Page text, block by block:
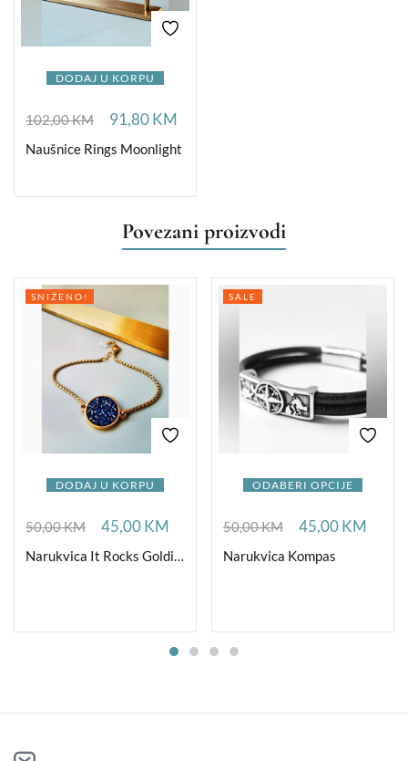
DODAJ U KORPU
102,00KM 91,80KM
Naušnice Rings Moonlight
Povezani proizvodi
DODAJ U KORPU
SNIŽENO!
50,00KM 45,00KM
Narukvica It Rocks Goldishious B Blue
ODABERI OPCIJE
SALE
50,00KM 45,00KM
Narukvica Kompas